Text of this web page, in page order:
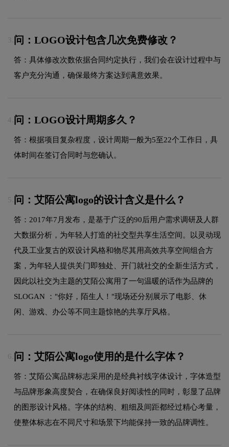
3. 问：LOGO设计包含几次免费修改？
答：具体修改次数依据合同约定执行，我们会在设计过程中与
客户充分沟通，确保最终方案达到满意效果。
4. 问：LOGO设计周期多久？
答：根据项目复杂程度，设计周期一般为5至22个工作日，具
体时间在签订合同时与您确认。
5. 问：艾陌公寓logo的设计含义是什么？
答：2017年7月发布，是基于广泛的90后用户需求调研及人群
大数据分析，为年轻人打造的社交型共享生活空间。以灵动现
代及工业复古的双设计风格和物尽其用高效共享空间组合方
案，为年轻人提供关门即独处、开门就社交的全新生活方式，
因此以社交为主题的艾陌公寓用了一句温暖的话作为品牌的
SLOGAN ："你好，陌生人！"现场还分别展示了电影、休
闲、游戏、办公等不同主题惊艳的共享厅风格。
6. 问：艾陌公寓logo使用的是什么字体？
答：艾陌公寓品牌标志采用的是经典衬线字体设计，字体造型
与品牌形象高度契合，在确保良好阅读性的同时，彰显了品牌
的图形设计风格。字体的结构、粗细及间距都经过精心考量，
使整体标志在不同尺寸和场景下均能保持一致的品牌调性。